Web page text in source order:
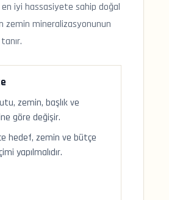
iyi hassasiyete sahip doğal
zemin mineralizasyonunun
zemin, başlık ve
göre değişir.
hedef, zemin ve bütçe
yapılmalıdır.